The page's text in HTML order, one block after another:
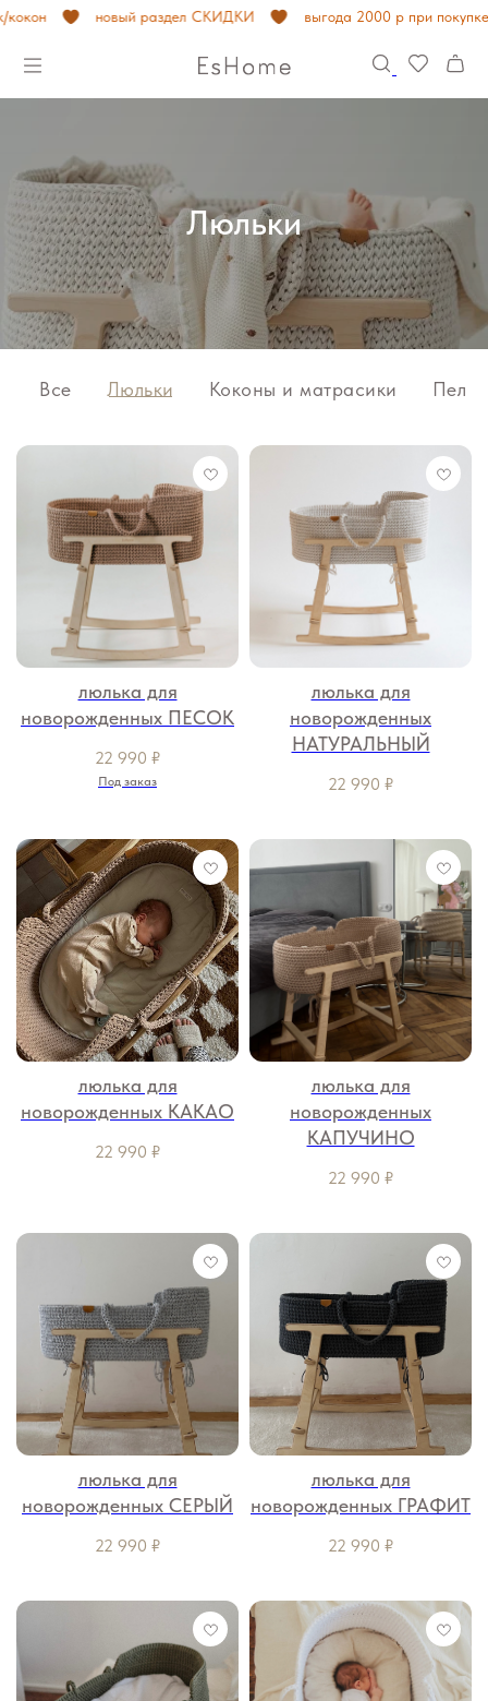
новый раздел СКИДКИ выгода 2000 р при покупке
Люльки
Все Люльки Коконы и матрасики
люлька для
новорожденных ПЕСОК
22 990 ₽
Под заказ
люлька для
новорожденных
НАТУРАЛЬНЫЙ
22 990 ₽
люлька для
новорожденных КАКАО
22 990 ₽
люлька для
новорожденных
КАПУЧИНО
22 990 ₽
люлька для
новорожденных СЕРЫЙ
22 990 ₽
люлька для
новорожденных ГРАФИТ
22 990 ₽